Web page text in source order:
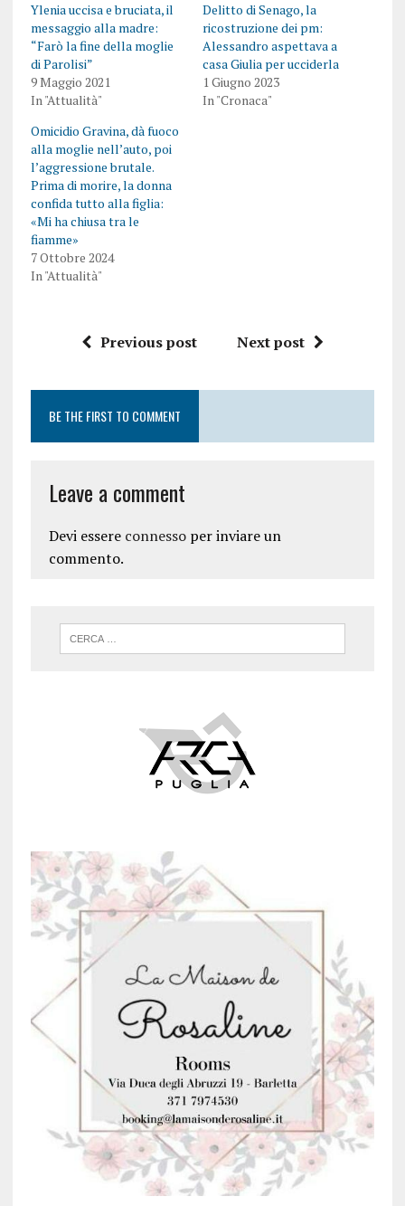
Ylenia uccisa e bruciata, il
messaggio alla madre:
“Farò la fine della moglie
di Parolisi”
9 Maggio 2021
In "Attualità"
Delitto di Senago, la
ricostruzione dei pm:
Alessandro aspettava a
casa Giulia per ucciderla
1 Giugno 2023
In "Cronaca"
Omicidio Gravina, dà fuoco
alla moglie nell’auto, poi
l’aggressione brutale.
Prima di morire, la donna
confida tutto alla figlia:
«Mi ha chiusa tra le
fiamme»
7 Ottobre 2024
In "Attualità"
Previous post Next post
BE THE FIRST TO COMMENT
Leave a comment
Devi essere connessoper inviare un
commento.